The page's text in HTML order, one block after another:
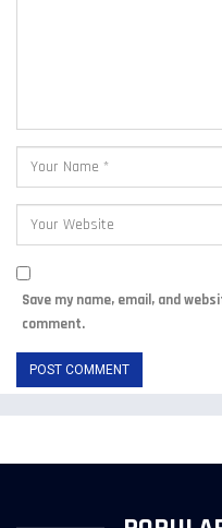
Save my name, email, and
comment.